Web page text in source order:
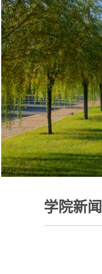
学院新闻